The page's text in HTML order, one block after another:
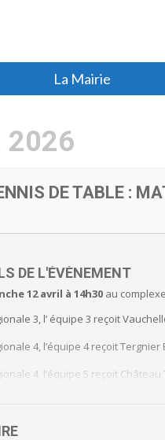
La Mairie
2026
DE TABLE :
DE L'ÉVÈNEMENT
12 avril à 14h30 au
3, l’ équipe 3 reçoit
4, l’équipe 4 reçoit Tergnier
4, l’équipe 5 reçoit Château